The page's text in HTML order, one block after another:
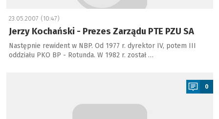
23.05.2007 (10:47)
Jerzy Kochański - Prezes Zarządu PTE PZU SA
Następnie rewident w NBP. Od 1977 r. dyrektor IV, potem III
oddziału PKO BP - Rotunda. W 1982 r. został …
0